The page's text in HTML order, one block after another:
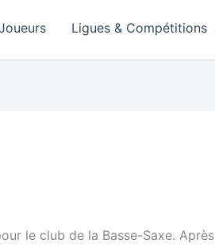
Ligues & Compétitions
le club de la Basse-Saxe. Après